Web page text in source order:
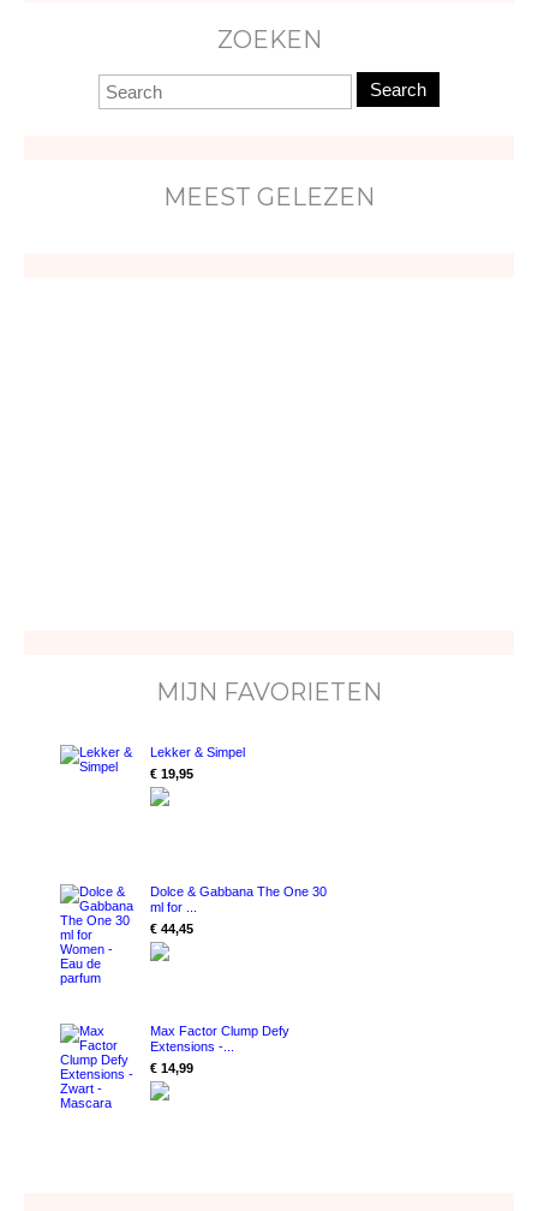
ZOEKEN
Search
MEEST GELEZEN
MIJN FAVORIETEN
Lekker & Simpel
€ 19,95
Dolce & Gabbana The One 30
ml for ...
€ 44,45
Max Factor Clump Defy
Extensions -...
€ 14,99